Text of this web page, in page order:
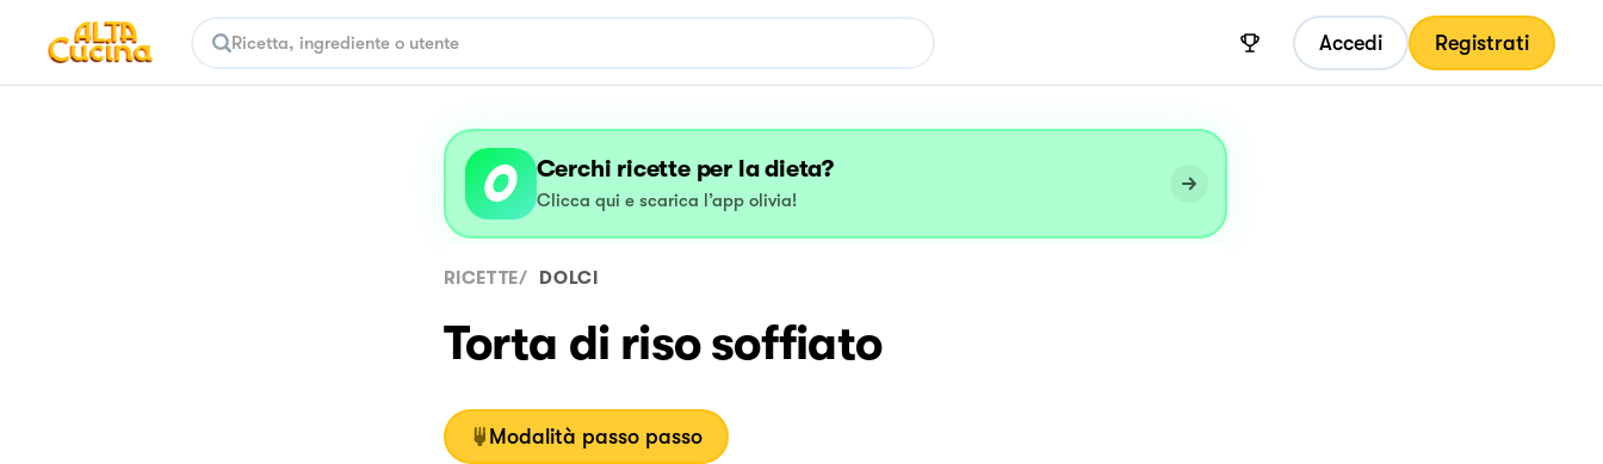
Accedi Registrati
Cerchi ricette per la dieta?
Clicca qui e scarica l’app olivia!
RICETTE/ DOLCI
Torta di riso soffiato
Modalità passo passo